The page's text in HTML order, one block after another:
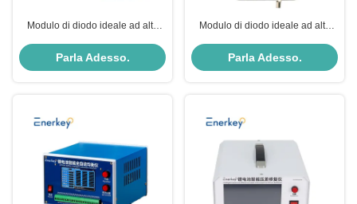
Modulo di diodo ideale ad alta
di ricarica impedisce il deflusso
Parla Adesso.
Modulo di diodo ideale ad alta
solari
Parla Adesso.